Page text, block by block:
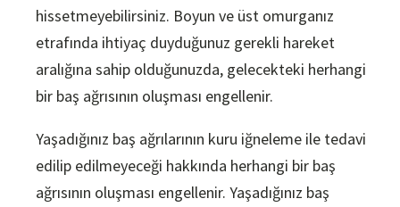
hissetmeyebilirsiniz. Boyun ve üst omurganız
etrafında ihtiyaç duyduğunuz gerekli hareket
aralığına sahip olduğunuzda, gelecekteki herhangi
bir baş ağrısının oluşması engellenir.
Yaşadığınız baş ağrılarının kuru iğneleme ile tedavi
edilip edilmeyeceği hakkında herhangi bir baş
ağrısının oluşması engellenir. Yaşadığınız baş